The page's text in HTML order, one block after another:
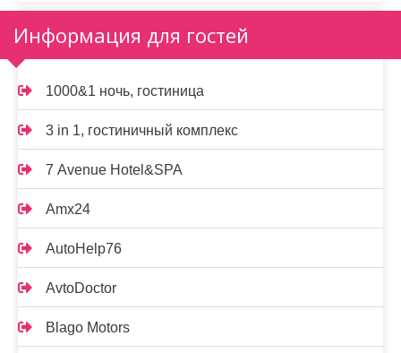
Информация для гостей
1000&1 ночь, гостиница
3 in 1, гостиничный комплекс
7 Avenue Hotel&SPA
Amx24
AutoHelp76
AvtoDoctor
Blago Motors